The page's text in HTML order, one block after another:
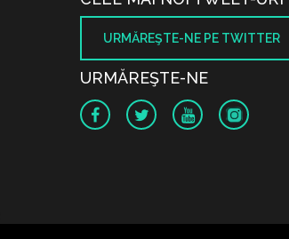
URMĂREŞTE-NE PE TWITTER
URMĂREŞTE-NE